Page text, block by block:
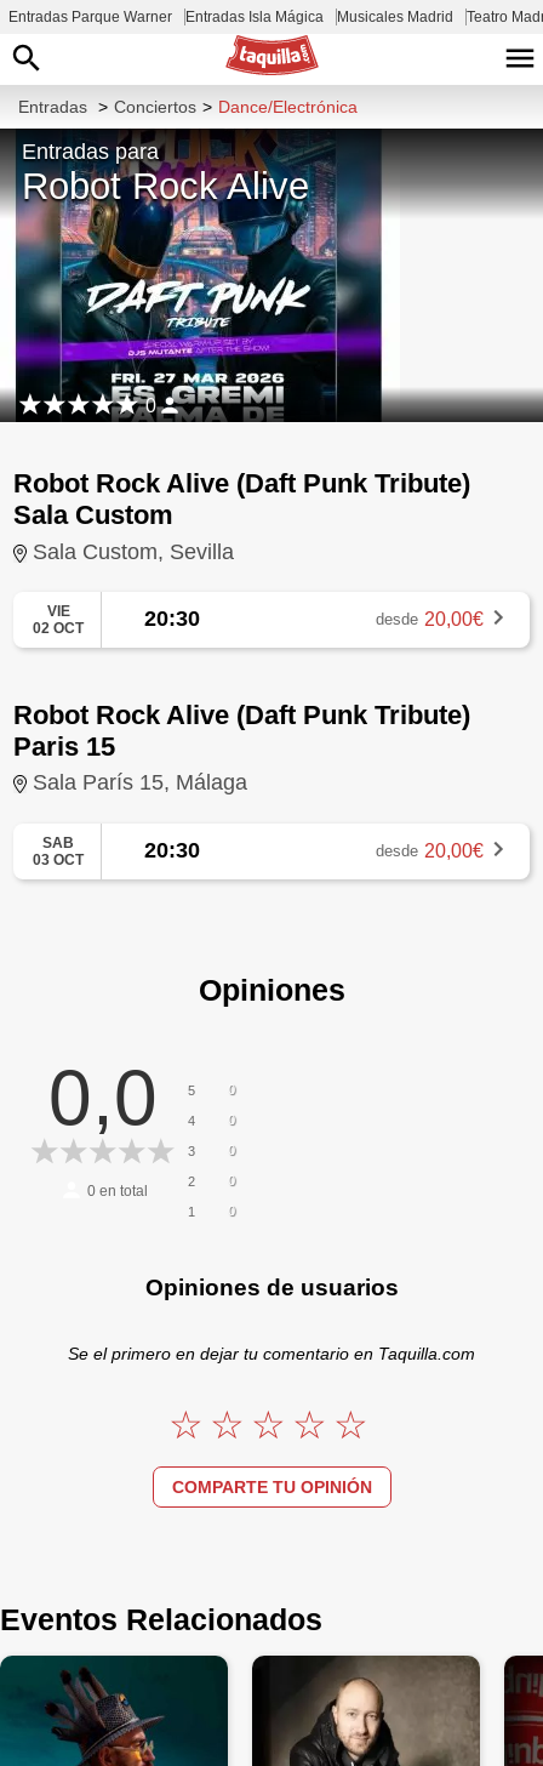
Entradas Parque Warner Entradas Isla Mágica Musicales Madrid Teatro
Entradas > Conciertos > Dance/Electrónica
Entradas para
Robot Rock Alive
0
Robot Rock Alive (Daft Punk Tribute)
Sala Custom
Sala Custom, Sevilla
VIE
02 OCT
20:30 desde 20,00€
Robot Rock Alive (Daft Punk Tribute)
Paris 15
Sala París 15, Málaga
SAB
03 OCT
20:30 desde 20,00€
Opiniones
0,0
0en total
5 0
4 0
3 0
2 0
1 0
Opiniones de usuarios
Se el primero en dejar tu comentario en Taquilla.com
COMPARTE TU OPINIÓN
Eventos Relacionados